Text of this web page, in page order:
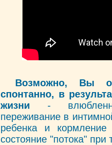
Возможно, Вы
спонтанно, в
жизни -
переживание в
ребенка и
состояние "потока" при